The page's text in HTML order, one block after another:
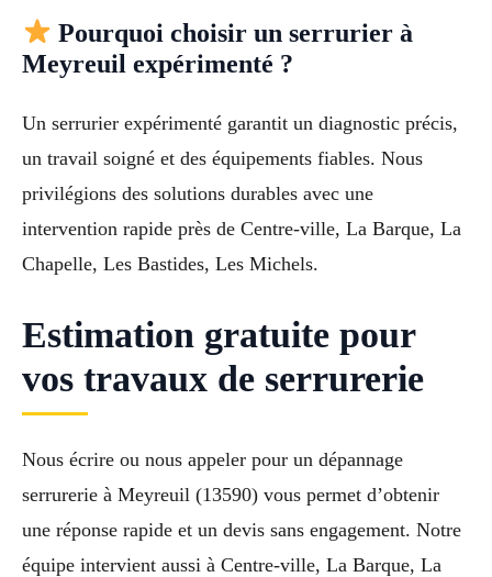
Pourquoi choisir un serrurier à
Meyreuil expérimenté ?
Un serrurier expérimenté garantit un diagnostic précis,
un travail soigné et des équipements fiables. Nous
privilégions des solutions durables avec une
intervention rapide près de Centre-ville, La Barque, La
Chapelle, Les Bastides, Les Michels.
Estimation gratuite pour
vos travaux de serrurerie
Nous écrire ou nous appeler pour un dépannage
serrurerie à Meyreuil (13590) vous permet d’obtenir
une réponse rapide et un devis sans engagement. Notre
équipe intervient aussi à Centre-ville, La Barque, La